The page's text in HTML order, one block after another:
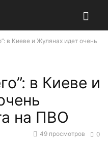
в Киеве и Жулянах идет очень
в Киеве и
на ПВО
0
49 просмотров